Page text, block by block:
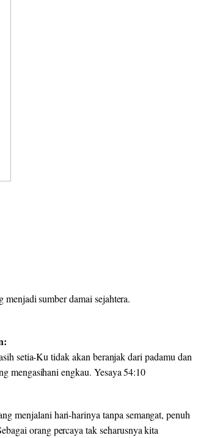
sumber damai sejahtera.
setia-Ku tidak akan beranjak dari padamu dan
mengasihani engkau. Yesaya 54:10
menjalani hari-harinya tanpa semangat, penuh
orang percaya tak seharusnya kita